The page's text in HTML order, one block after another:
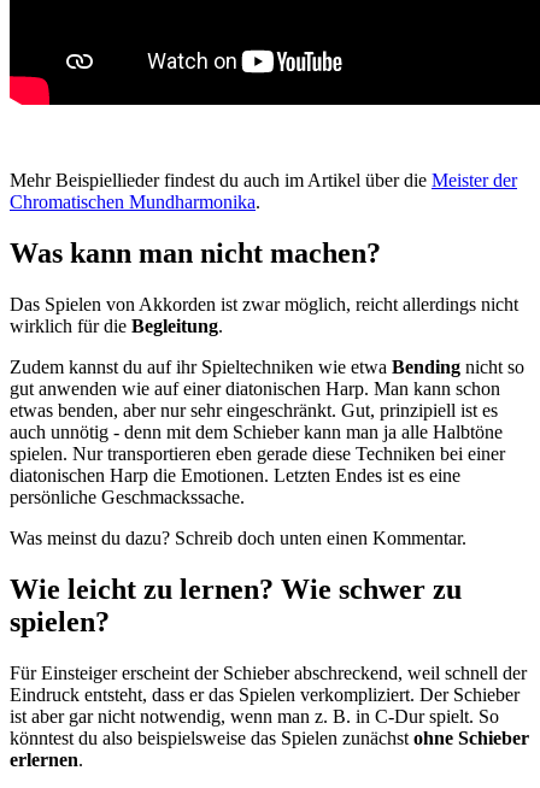
Mehr Beispiellieder findest du auch im Artikel über die Meister der
Chromatischen Mundharmonika.
Was kann man nicht machen?
Das Spielen von Akkorden ist zwar möglich, reicht allerdings nicht
wirklich für die Begleitung.
Zudem kannst du auf ihr Spieltechniken wie etwa Bending nicht so
gut anwenden wie auf einer diatonischen Harp. Man kann schon
etwas benden, aber nur sehr eingeschränkt. Gut, prinzipiell ist es
auch unnötig - denn mit dem Schieber kann man ja alle Halbtöne
spielen. Nur transportieren eben gerade diese Techniken bei einer
diatonischen Harp die Emotionen. Letzten Endes ist es eine
persönliche Geschmackssache.
Was meinst du dazu? Schreib doch unten einen Kommentar.
Wie leicht zu lernen? Wie schwer zu
spielen?
Für Einsteiger erscheint der Schieber abschreckend, weil schnell der
Eindruck entsteht, dass er das Spielen verkompliziert. Der Schieber
ist aber gar nicht notwendig, wenn man z. B. in C-Dur spielt. So
könntest du also beispielsweise das Spielen zunächst ohne Schieber
erlernen.